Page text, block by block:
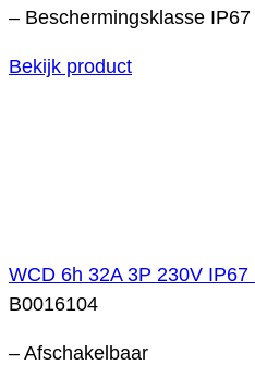
– Beschermingsklasse IP67
Bekijk product
WCD 6h 32A 3P 230V IP67
B0016104
– Afschakelbaar